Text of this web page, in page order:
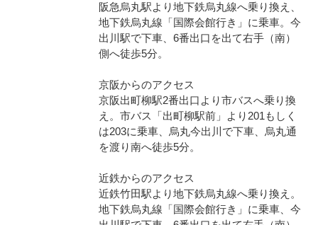
阪急烏丸駅より地下鉄烏丸線へ乗り換え、
地下鉄烏丸線「国際会館行き」に乗車。今
出川駅で下車、6番出口を出て右手（南）
側へ徒歩5分。
京阪からのアクセス
京阪出町柳駅2番出口より市バスへ乗り換
え。市バス「出町柳駅前」より201もしく
は203に乗車、烏丸今出川で下車、烏丸通
を渡り南へ徒歩5分。
近鉄からのアクセス
近鉄竹田駅より地下鉄烏丸線へ乗り換え。
地下鉄烏丸線「国際会館行き」に乗車、今